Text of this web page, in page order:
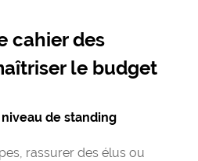
cahier des
le budget
de standing
rassurer des élus ou